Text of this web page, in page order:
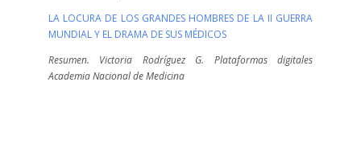
LA LOCURA DE LOS GRANDES HOMBRES DE LA II GUERRA
MUNDIAL Y EL DRAMA DE SUS MÉDICOS
Resumen. Victoria Rodríguez G. Plataformas digitales
Academia Nacional de Medicina